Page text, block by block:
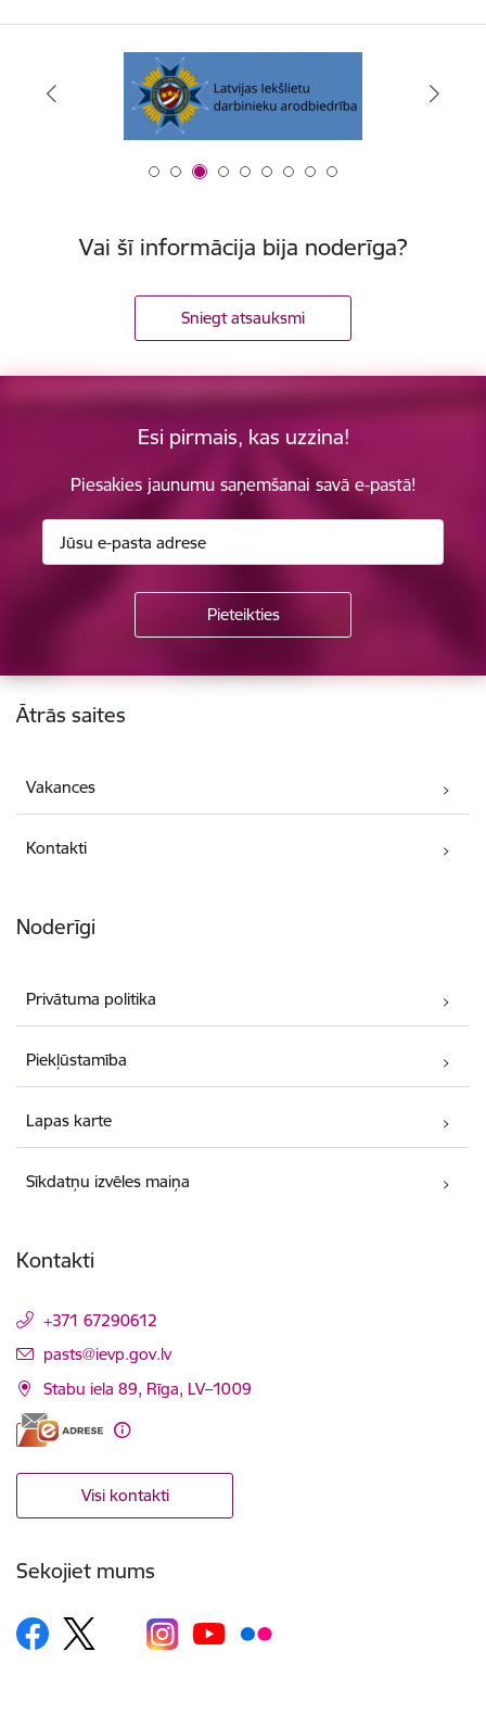
Vai šī informācija bija noderīga?
Sniegt atsauksmi
Esi pirmais, kas uzzina!
Piesakies jaunumu saņemšanai savā e-pastā!
Kājene
Ātrās saites
Vakances
Kontakti
Noderīgi
Privātuma politika
Piekļūstamība
Lapas karte
Sīkdatņu izvēles maiņa
Kontakti
+371 67290612
E-pasts:
pasts@ievp.gov.lv
Stabu iela 89, Rīga, LV–1009
Visi kontakti
Sekojiet mums